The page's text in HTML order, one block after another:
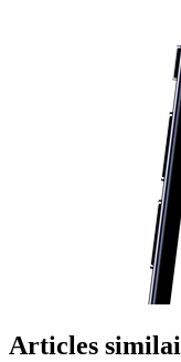
Articles